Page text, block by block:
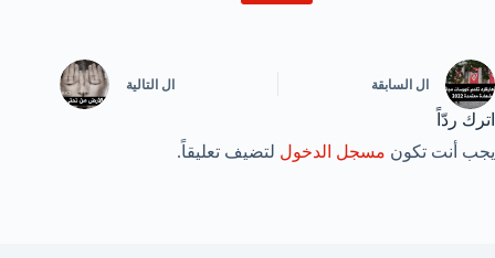
ال السابقة ال التالية
اترك ردّاً
يجب أنت تكون مسجل الدخول لتضيف تعليقاً.